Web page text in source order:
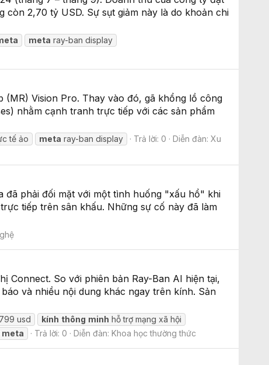
2,70 tỷ USD. Sự sụt giảm này là do khoản chi
meta ray-ban display
Vision Pro. Thay vào đó, gã khổng lồ công
nhằm cạnh tranh trực tiếp với các sản phẩm
tế ảo meta ray-ban display Trả lời: 0 Diễn đàn:Xu
đã phải đối mặt với một tình huống "xấu hổ" khi
tiếp trên sân khấu. Những sự cố này đã làm
Connect. So với phiên bản Ray-Ban AI hiện tại,
và nhiều nội dung khác ngay trên kính. Sản
usd kính thông minh hỗ trợ mạng xã hội
meta Trả lời: 0 Diễn đàn: Khoa học thường thức